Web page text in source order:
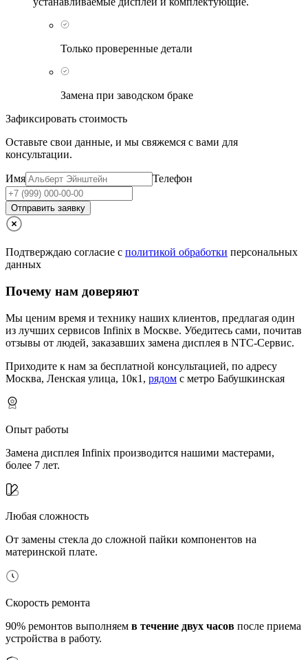
Только проверенные детали
Замена при заводском браке
Зафиксировать стоимость
Оставьте свои данные, и мы свяжемся с вами для
консультации.
Имя Телефон
Отправить заявку
Подтверждаю согласие с политикой обработки персональных
данных
Почему нам доверяют
Мы ценим время и технику наших клиентов, предлагая один
из лучших сервисов Infinix в Москве. Убедитесь сами, почитав
отзывы от людей, заказавших замена дисплея в NTC-Сервис.
Приходите к нам за бесплатной консультацией, по адресу
Москва, Ленская улица, 10к1, рядом с метро Бабушкинская
Опыт работы
Замена дисплея Infinix производится нашими мастерами,
более 7 лет.
Любая сложность
От замены стекла до сложной пайки компонентов на
материнской плате.
Скорость ремонта
90% ремонтов выполняем в течение двух часов после приема
устройства в работу.